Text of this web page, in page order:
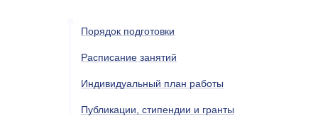
Порядок подготовки
Расписание занятий
Индивидуальный план работы
Публикации, стипендии и гранты